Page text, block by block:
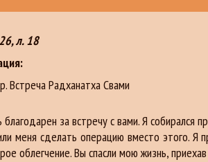
л. 18
Встреча Радханатха Свами
благодарен за встречу с вами. Я собирался
меня сделать операцию вместо этого. Я
облегчение. Вы спасли мою жизнь,